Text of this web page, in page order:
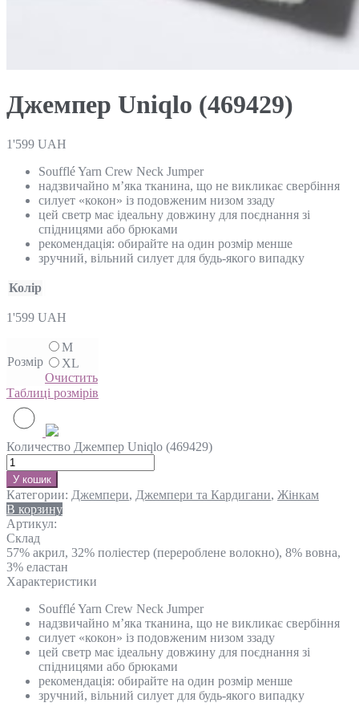
Джемпер Uniqlo (469429)
1'599 UAH
Soufflé Yarn Crew Neck Jumper
надзвичайно м’яка тканина, що не викликає свербіння
силует «кокон» із подовженим низом ззаду
цей светр має ідеальну довжину для поєднання зі
спідницями або брюками
рекомендація: обирайте на один розмір менше
зручний, вільний силует для будь-якого випадку
Колір
1'599 UAH
Розмір
M
XL
Очистить
Таблиці розмірів
Количество Джемпер Uniqlo (469429)
У кошик
Категории: Джемпери, Джемпери та Кардигани, Жінкам
В корзину
Артикул:
Склад
57% акрил, 32% поліестер (перероблене волокно), 8% вовна,
3% еластан
Характеристики
Soufflé Yarn Crew Neck Jumper
надзвичайно м’яка тканина, що не викликає свербіння
силует «кокон» із подовженим низом ззаду
цей светр має ідеальну довжину для поєднання зі
спідницями або брюками
рекомендація: обирайте на один розмір менше
зручний, вільний силует для будь-якого випадку